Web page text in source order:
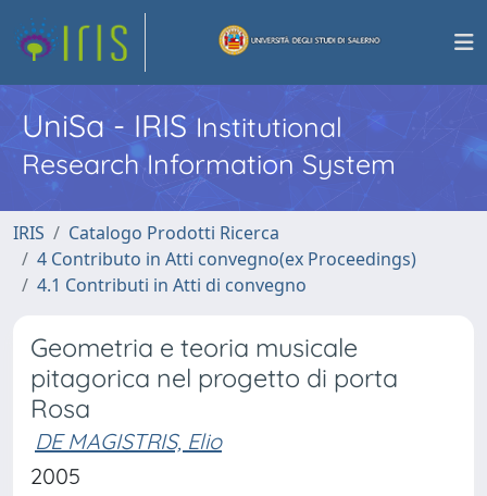
UniSa - IRISInstitutional
Research Information System
IRIS
Catalogo Prodotti Ricerca
4 Contributo in Atti convegno(ex Proceedings)
4.1 Contributi in Atti di convegno
Geometria e teoria musicale
pitagorica nel progetto di porta
Rosa
DE MAGISTRIS, Elio
2005